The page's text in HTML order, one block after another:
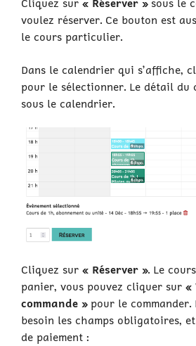
voulez réserver. Ce bouton est
le cours particulier.
Dans le calendrier qui s’affiche,
pour le sélectionner. Le détail du
sous le calendrier.
Cliquez sur « Réserver ». Le
panier, vous pouvez cliquer sur «
commande »pour le commander.
besoin les champs obligatoires,
de paiement :